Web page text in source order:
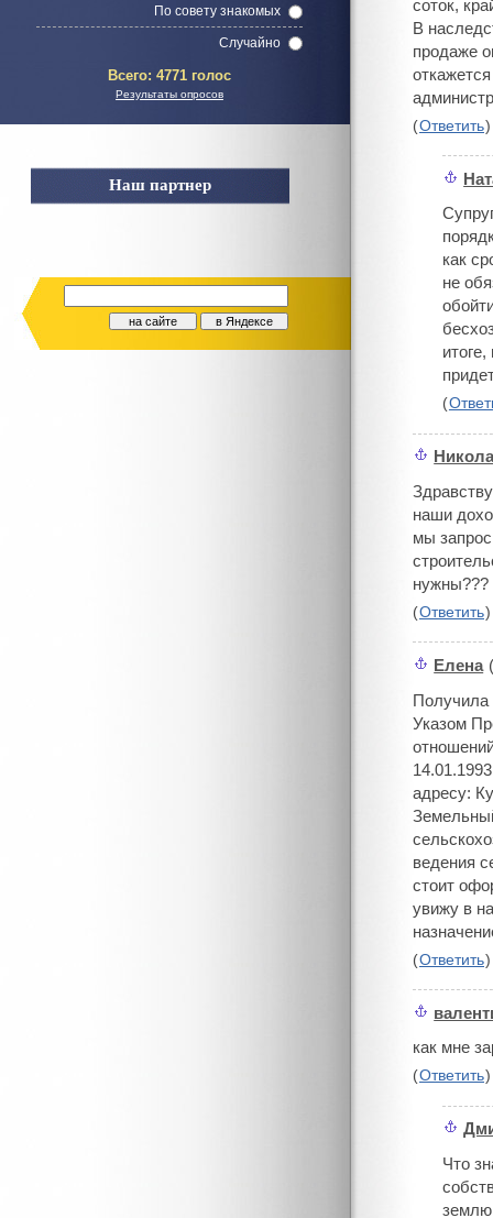
По совету знакомых
Случайно
Всего: 4771 голос
Результаты опросов
Наш партнер
соток,
В
продаже
(Ответить)
как
не
(
#
наши
мы
нужны???
(Ответить)
#Елена
Получила
Указом
адресу:
ведения
стоит
увижу в
(Ответить)
#
как мне
(Ответить)
#
Что
землю